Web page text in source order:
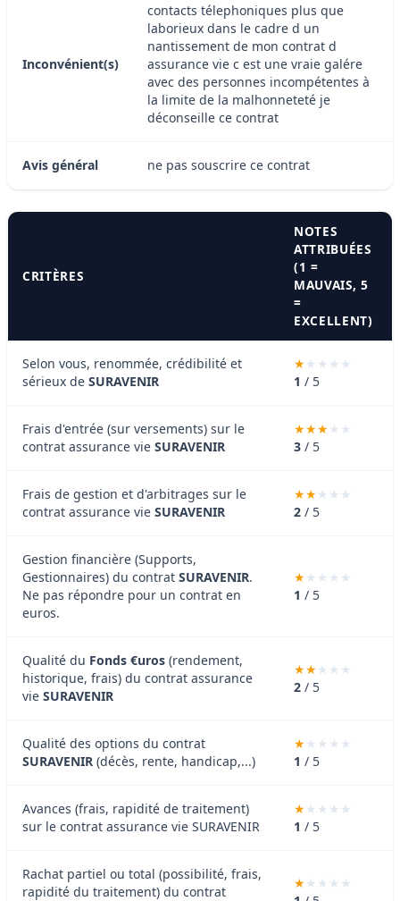
Inconvénient(s)
contacts télephoniques plus que
laborieux dans le cadre d un
nantissement de mon contrat d
assurance vie c est une vraie galére
avec des personnes incompétentes à
la limite de la malhonneteté je
déconseille ce contrat
Avis général ne pas souscrire ce contrat
CRITÈRES
NOTES
ATTRIBUÉES
(1 =
MAUVAIS, 5
=
EXCELLENT)
Selon vous, renommée, crédibilité et
sérieux de SURAVENIR 1 / 5
Frais d'entrée (sur versements) sur le
contrat assurance vie SURAVENIR 3 / 5
Frais de gestion et d'arbitrages sur le
contrat assurance vie SURAVENIR 2 / 5
Gestion financière (Supports,
Gestionnaires) du contrat SURAVENIR.
Ne pas répondre pour un contrat en
euros.
1 / 5
Qualité du Fonds €uros (rendement,
historique, frais) du contrat assurance
vie SURAVENIR
2 / 5
Qualité des options du contrat
SURAVENIR (décès, rente, handicap,...) 1 / 5
Avances (frais, rapidité de traitement)
sur le contrat assurance vie SURAVENIR
1 / 5
Rachat partiel ou total (possibilité, frais,
rapidité du traitement) du contrat